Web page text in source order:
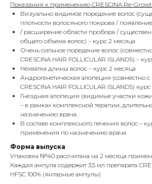
Показания к применению CRESCINA Re-
Визуально видимое поредение волос
плотности волосяного покрова /
/ расширение области пробора /
общего объема волос) – курс 2 месяца
Очень сильное поредение волос
CRESCINA HAIR FOLLICULAR ISLANDS) –
Нехватка длины волос – курс 2 месяца
Андрогенетическая алопеция (совместно
CRESCINA HAIR FOLLICULAR ISLANDS)
Гнездная алопеция (видимые участки кожи
– в рамках комплексной терапии,
назначению врача.
В составе комплексного лечения волос –
применения по назначению врача
Форма выпуска
Упаковка №40 рассчитана на 2 месяца
Каждая ампула содержит 3,5 мл препарата
HFSC 100% (янтарные ампулы)